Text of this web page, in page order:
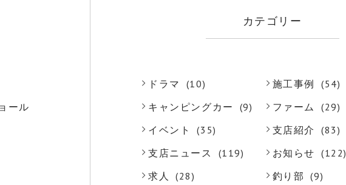
ール
カテゴリー
ドラマ (10) 施工事例
(54)
キャンピングカー
(9) ファーム
(29)
イベント
(35) 支店紹介
(83)
支店ニュース
(119) お知らせ (122)
求人
(28) 釣り部
(9)